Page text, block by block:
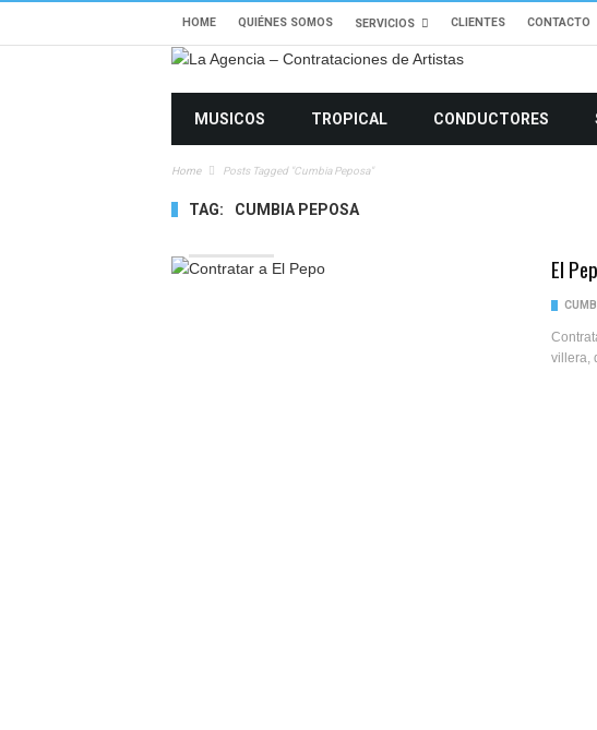
HOME QUIÉNES SOMOS SERVICIOS CLIENTES CONTACTO
MUSICOS TROPICAL CONDUCTORES
Home Posts Tagged "cumbia Peposa"
TAG: CUMBIA PEPOSA
El
villera,